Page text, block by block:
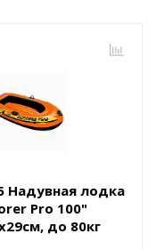
Надувная лодка
Pro 100"
до 80кг